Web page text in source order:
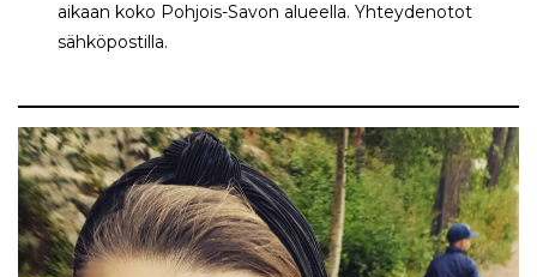
aikaan koko Pohjois-Savon alueella. Yhteydenotot
sähköpostilla.